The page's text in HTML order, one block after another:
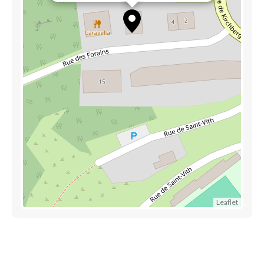
Leaflet